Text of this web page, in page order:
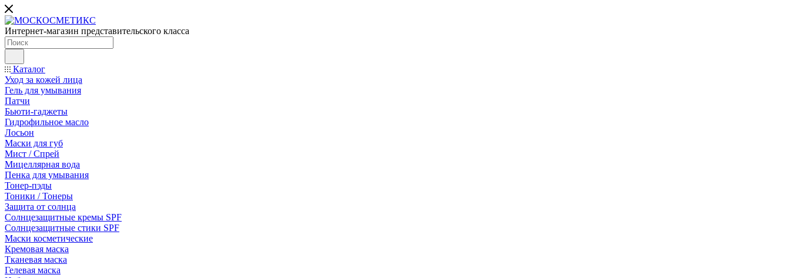
Интернет-магазин представительского класса
Каталог
Уход за кожей лица
Гель для умывания
Патчи
Бьюти-гаджеты
Гидрофильное масло
Лосьон
Маски для губ
Мист / Спрей
Мицеллярная вода
Пенка для умывания
Тонер-пэды
Тоники / Тонеры
Защита от солнца
Солнцезащитные кремы SPF
Солнцезащитные стики SPF
Маски косметические
Кремовая маска
Тканевая маска
Гелевая маска